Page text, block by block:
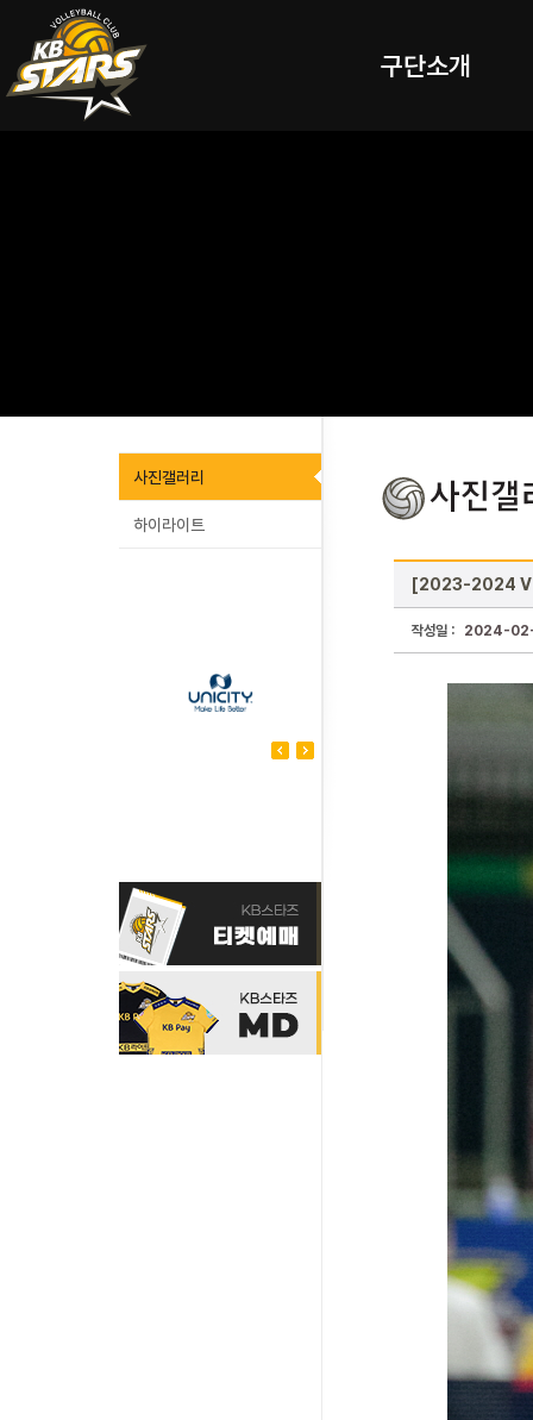
구단소개
사진갤러리
하이라이트
[2023-2024 V
작성일 : 2024-